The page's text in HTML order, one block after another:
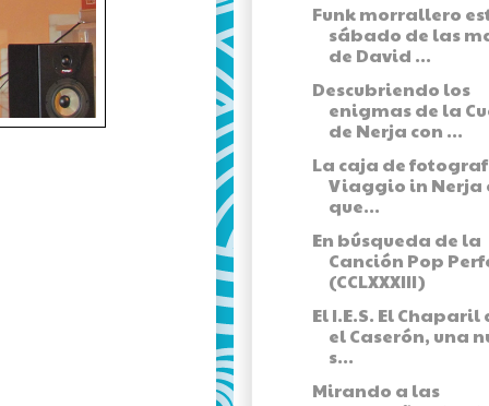
Funk morrallero
sábado de las
de David ...
Descubriendo los
enigmas de la
de Nerja con ...
La caja de
Viaggio in Nerja
que...
En búsqueda de la
Canción Pop
(CCLXXXIII)
El I.E.S. El
el Caserón, una
s...
Mirando a las